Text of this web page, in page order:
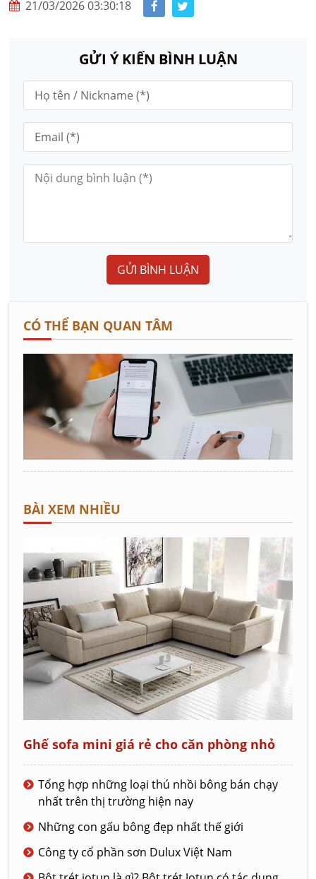
21/03/2026 03:30:18
GỬI Ý KIẾN BÌNH LUẬN
GỬI BÌNH LUẬN
CÓ THỂ BẠN QUAN TÂM
BÀI XEM NHIỀU
Ghế sofa mini giá rẻ cho căn phòng nhỏ
Tổng hợp những loại thú nhồi bông bán chạy
nhất trên thị trường hiện nay
Những con gấu bông đẹp nhất thế giới
Công ty cổ phần sơn Dulux Việt Nam